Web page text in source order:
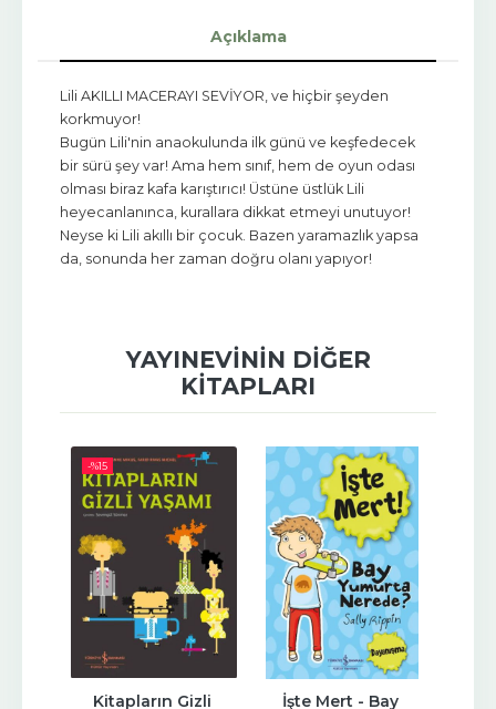
Açıklama
Lili AKILLI MACERAYI SEVİYOR, ve hiçbir şeyden
korkmuyor!
Bugün Lili'nin anaokulunda ilk günü ve keşfedecek
bir sürü şey var! Ama hem sınıf, hem de oyun odası
olması biraz kafa karıştırıcı! Üstüne üstlük Lili
heyecanlanınca, kurallara dikkat etmeyi unutuyor!
Neyse ki Lili akıllı bir çocuk. Bazen yaramazlık yapsa
da, sonunda her zaman doğru olanı yapıyor!
YAYINEVININ DIĞER
KITAPLARI
-%15
Kitapların Gizli
İşte Mert - Bay